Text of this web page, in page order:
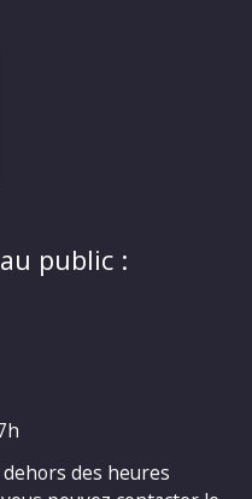
public :
des heures